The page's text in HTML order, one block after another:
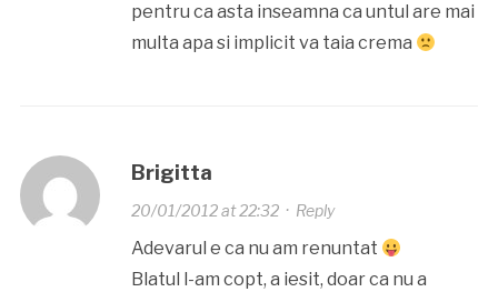
pentru ca asta inseamna ca untul are mai
multa apa si implicit va taia crema
Brigitta
20/01/2012 at 22:32· Reply
Adevarul e ca nu am renuntat
Blatul l-am copt, a iesit, doar ca nu a